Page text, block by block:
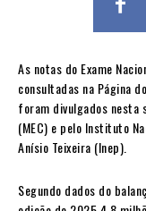
As notas do Exame
consultadas na Página
foram divulgados nesta
(MEC) e pelo Instituto
Anísio Teixeira (Inep).
Segundo dados do